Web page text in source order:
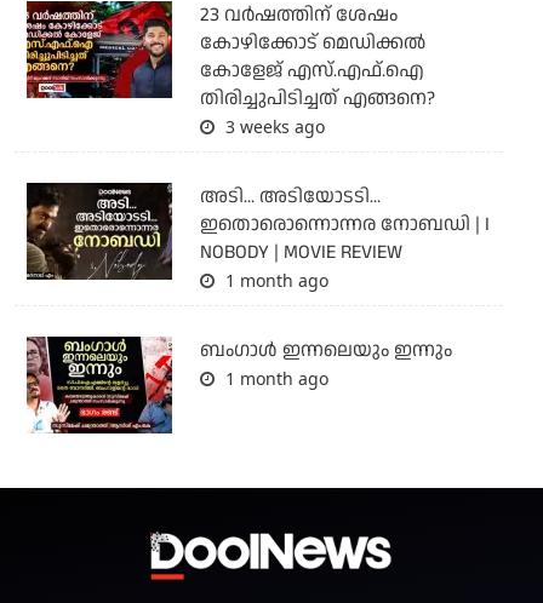
23 വർഷത്തിന് ശേഷം
കോഴിക്കോട് മെഡിക്കൽ
കോളേജ് എസ്.എഫ്.ഐ
തിരിച്ചുപിടിച്ചത് എങ്ങനെ?
3 weeks ago
അടി... അടിയോടടി...
ഇതൊരൊന്നൊന്നര നോബഡി | I
NOBODY | MOVIE REVIEW
1 month ago
ബംഗാള്‍ ഇന്നലെയും ഇന്നും
1 month ago